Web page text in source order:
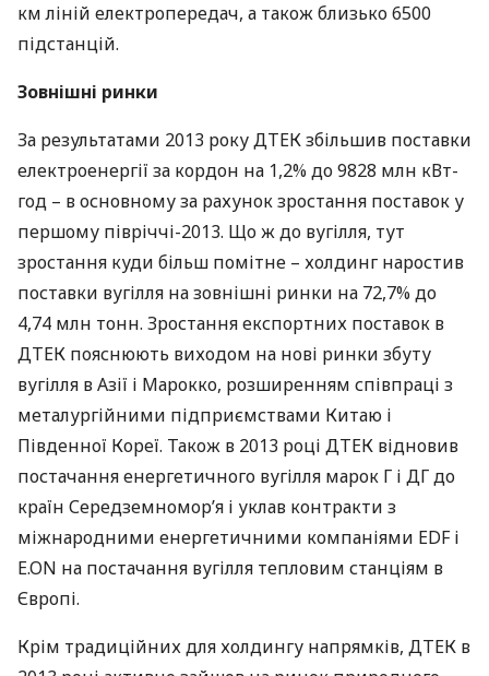
км ліній електропередач, а також близько 6500
підстанцій.
Зовнішні ринки
За результатами 2013 рокуДТЕКзбільшив поставки
електроенергії за кордон на 1,2% до 9828 млн кВт-
год – в основному за рахунок зростання поставок у
першому півріччі-2013. Що ж до вугілля, тут
зростання куди більш помітне – холдинг наростив
поставки вугілля на зовнішні ринки на 72,7% до
4,74 млн тонн. Зростання експортних поставок в
ДТЕК пояснюють виходом на нові ринки збуту
вугілля в Азії і Марокко, розширенням співпраці з
металургійними підприємствами Китаю і
Південної Кореї. Також в 2013 році ДТЕК відновив
постачання енергетичного вугілля марок Г і ДГ до
країн Середземномор’я і уклав контракти з
міжнародними енергетичними компаніями EDF і
E.ON на постачання вугілля тепловим станціям в
Європі.
Крім традиційних для холдингу напрямків, ДТЕК в